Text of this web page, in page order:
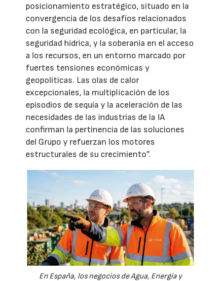
posicionamiento estratégico, situado en la
convergencia de los desafíos relacionados
con la seguridad ecológica, en particular, la
seguridad hídrica, y la soberanía en el acceso
a los recursos, en un entorno marcado por
fuertes tensiones económicas y
geopolíticas. Las olas de calor
excepcionales, la multiplicación de los
episodios de sequía y la aceleración de las
necesidades de las industrias de la IA
confirman la pertinencia de las soluciones
del Grupo y refuerzan los motores
estructurales de su crecimiento”.
En España, los negocios de Agua, Energía y